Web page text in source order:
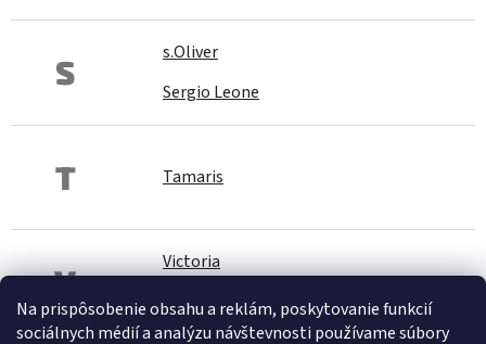
Na prispôsobenie obsahu a reklám, poskytovanie funkcií
sociálnych médií a analýzu návštevnosti používame súbory
S
s.Oliver
Sergio Leone
T Tamaris
V
Victoria
Vinceza